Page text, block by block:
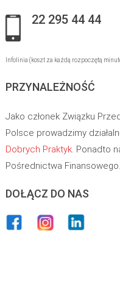
22 295 44 44
Infolinia (koszt za każdą rozpoczętą
PRZYNALEŻNOŚĆ
Jako członek Związku
Polsce prowadzimy
Dobrych Praktyk. Ponadto
Pośrednictwa Finansowego.
DOŁĄCZ DO NAS